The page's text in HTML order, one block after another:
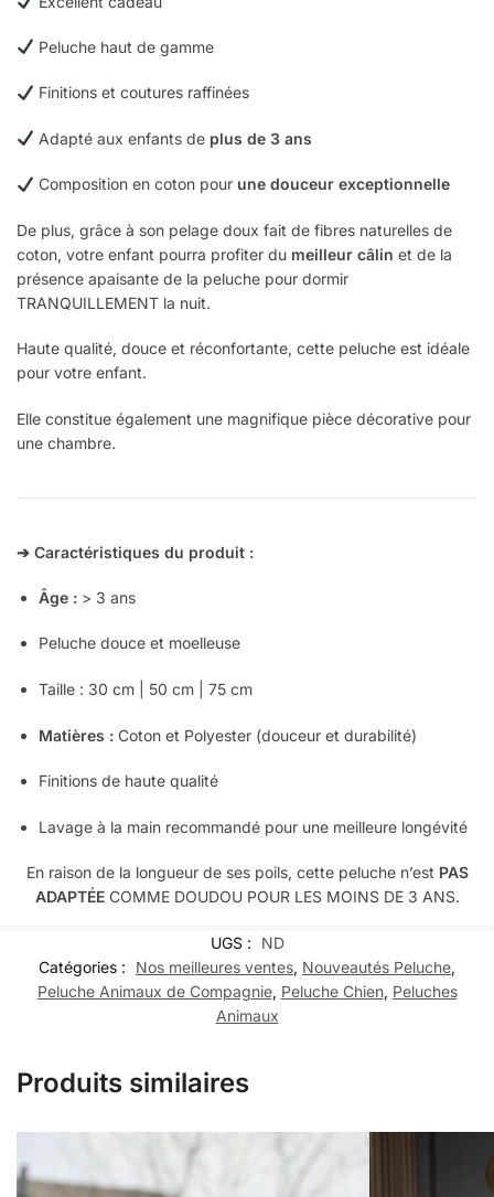
Peluche haut de gamme
Finitions et coutures raffinées
Adapté aux enfants de plus de 3 ans
Composition en coton pour une douceur exceptionnelle
De plus, grâce à son pelage doux fait de fibres naturelles de
coton, votre enfant pourra profiter du meilleur câlin et de la
présence apaisante de la peluche pour dormir
TRANQUILLEMENT la nuit.
Haute qualité, douce et réconfortante, cette peluche est idéale
pour votre enfant.
Elle constitue également une magnifique pièce décorative pour
une chambre.
➔ Caractéristiques du produit :
Âge : > 3 ans
Peluche douce et moelleuse
Taille : 30 cm | 50 cm | 75 cm
Matières : Coton et Polyester (douceur et durabilité)
Finitions de haute qualité
Lavage à la main recommandé pour une meilleure longévité
En raison de la longueur de ses poils, cette peluche n’est PAS
ADAPTÉECOMME DOUDOU POUR LES MOINS DE 3 ANS.
UGS :
ND
Catégories :
Nos meilleures ventes, Nouveautés Peluche,
Peluche Animaux de Compagnie, Peluche Chien, Peluches
Animaux
Produits similaires